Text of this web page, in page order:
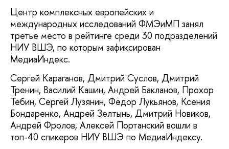
Центр комплексных европейских и
международных исследований ФМЭиМП занял
третье место в рейтинге среди 30 подразделений
НИУ ВШЭ, по которым зафиксирован
МедиаИндекс.
Сергей Караганов, Дмитрий Суслов, Дмитрий
Тренин, Василий Кашин, Андрей Бакланов, Прохор
Тебин, Сергей Лузянин, Фёдор Лукьянов, Ксения
Бондаренко, Андрей Зелтынь, Дмитрий Новиков,
Андрей Фролов, Алексей Портанский вошли в
топ-40 спикеров НИУ ВШЭ по МедиаИндексу.